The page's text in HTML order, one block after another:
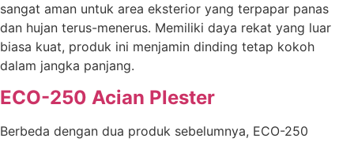
sangat aman untuk area eksterior yang terpapar panas
dan hujan terus-menerus. Memiliki daya rekat yang luar
biasa kuat, produk ini menjamin dinding tetap kokoh
dalam jangka panjang.
ECO-250 Acian Plester
Berbeda dengan dua produk sebelumnya, ECO-250